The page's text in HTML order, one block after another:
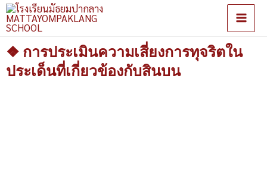
❖ การประเมินความเสี่ยงการทุจริตใน
ประเด็นที่เกี่ยวข้องกับสินบน